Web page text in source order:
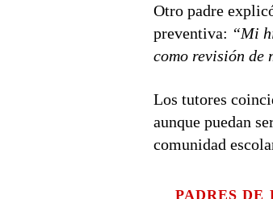
Otro padre
preventiva: “Mi
como revisión de
Los tutores
aunque puedan
comunidad
PADRES